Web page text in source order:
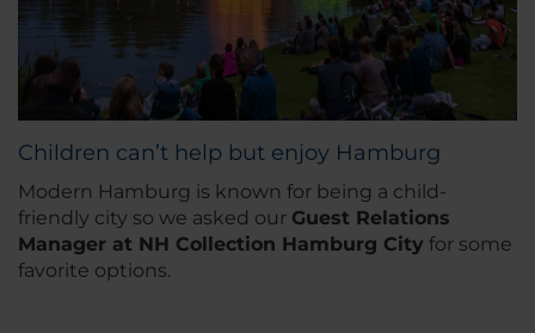
Children can’t help but enjoy Hamburg
Modern Hamburg is known for being a child-
friendly city so we asked our Guest Relations
Manager at NH Collection Hamburg City for some
favorite options.